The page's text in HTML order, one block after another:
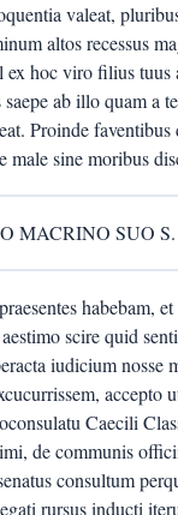
valeat,
altos recessus
hoc viro filius
ab illo quam a
Proinde
male sine moribus
MACRINO SUO S.
habebam,
scire quid
iudicium
accepto
Caecili
de communis
consultum
rursus inducti